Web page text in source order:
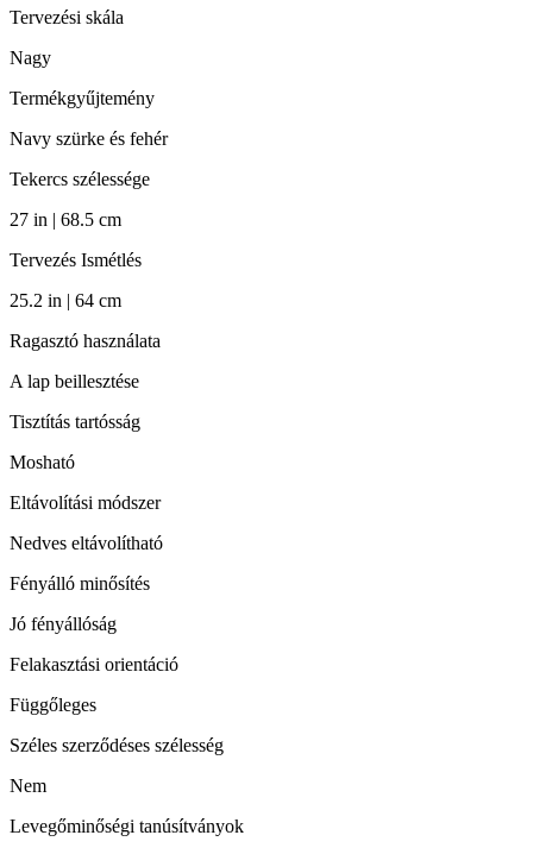
Tervezési skála
Nagy
Termékgyűjtemény
Navy szürke és fehér
Tekercs szélessége
27 in | 68.5 cm
Tervezés Ismétlés
25.2 in | 64 cm
Ragasztó használata
A lap beillesztése
Tisztítás tartósság
Mosható
Eltávolítási módszer
Nedves eltávolítható
Fényálló minősítés
Jó fényállóság
Felakasztási orientáció
Függőleges
Széles szerződéses szélesség
Nem
Levegőminőségi tanúsítványok